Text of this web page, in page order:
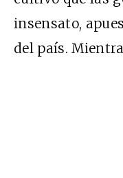
insensato,
del país.